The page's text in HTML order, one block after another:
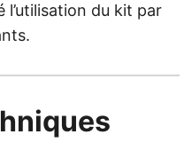
l’utilisation du kit par